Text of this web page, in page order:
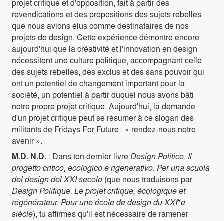
projet critique et d'opposition, fait à partir des
revendications et des propositions des sujets rebelles
que nous avions élus comme destinataires de nos
projets de design. Cette expérience démontre encore
aujourd'hui que la créativité et l'innovation en design
nécessitent une culture politique, accompagnant celle
des sujets rebelles, des exclus et des sans pouvoir qui
ont un potentiel de changement important pour la
société, un potentiel à partir duquel nous avons bâti
notre propre projet critique. Aujourd'hui, la demande
d'un projet critique peut se résumer à ce slogan des
militants de Fridays For Future : « rendez-nous notre
avenir ».
M.D. N.D. : Dans ton dernier livreDesign Politico. Il
progetto critico, ecologico e rigenerativo. Per una scuola
del design del XXI secolo (que nous traduisons par
Design Politique. Le projet critique, écologique et
régénérateur. Pour une école de design du XXIee
siècle), tu affirmes qu'il est nécessaire de ramener